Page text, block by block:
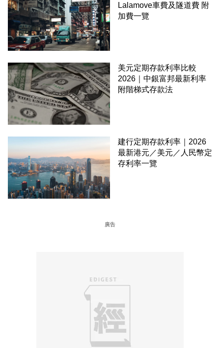
Lalamove車費及隧道費 附
加費一覽
美元定期存款利率比較
2026｜中銀富邦最新利率
附階梯式存款法
建行定期存款利率｜2026
最新港元／美元／人民幣定
存利率一覽
廣告